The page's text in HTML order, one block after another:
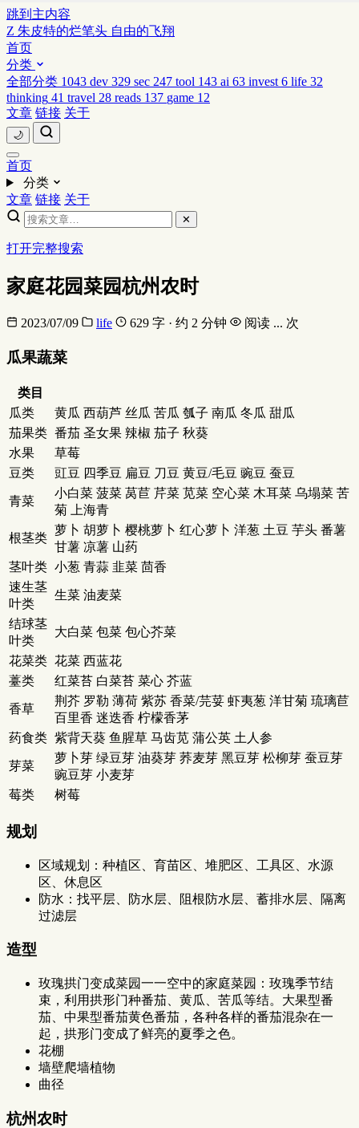
跳到主内容
Z 朱皮特的烂笔头 自由的飞翔
首页
分类
全部分类 1043 dev 329 sec 247 tool 143 ai 63 invest 6 life 32
thinking 41 travel 28 reads 137 game 12
文章 链接 关于
🌙
首页
分类
文章 链接 关于
✕
打开完整搜索
家庭花园菜园杭州农时
2023/07/09 life 629 字 · 约 2 分钟 阅读 ... 次
瓜果蔬菜
类目
瓜类
黄瓜 西葫芦 丝瓜 苦瓜 瓠子 南瓜 冬瓜 甜瓜
茄果类 番茄 圣女果 辣椒 茄子 秋葵
水果
草莓
豆类
豇豆 四季豆 扁豆 刀豆 黄豆/毛豆 豌豆 蚕豆
青菜
小白菜 菠菜 莴苣 芹菜 苋菜 空心菜 木耳菜 乌塌菜 苦
菊 上海青
根茎类
萝卜 胡萝卜 樱桃萝卜 红心萝卜 洋葱 土豆 芋头 番薯
甘薯 凉薯 山药
茎叶类 小葱 青蒜 韭菜 茴香
速生茎
叶类
生菜 油麦菜
结球茎
叶类
大白菜 包菜 包心芥菜
花菜类 花菜 西蓝花
薹类
红菜苔 白菜苔 菜心 芥蓝
香草
荆芥 罗勒 薄荷 紫苏 香菜/芫荽 虾夷葱 洋甘菊 琉璃苣
百里香 迷迭香 柠檬香茅
药食类 紫背天葵 鱼腥草 马齿苋 蒲公英 土人参
芽菜
萝卜芽 绿豆芽 油葵芽 荞麦芽 黑豆芽 松柳芽 蚕豆芽
豌豆芽 小麦芽
莓类
树莓
规划
区域规划：种植区、育苗区、堆肥区、工具区、水源
区、休息区
防水：找平层、防水层、阻根防水层、蓄排水层、隔离
过滤层
造型
玫瑰拱门变成菜园一一空中的家庭菜园：玫瑰季节结
束，利用拱形门种番茄、黄瓜、苦瓜等结。大果型番
茄、中果型番茄黄色番茄，各种各样的番茄混杂在一
起，拱形门变成了鲜亮的夏季之色。
花棚
墙壁爬墙植物
曲径
杭州农时